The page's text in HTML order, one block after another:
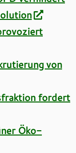
von
fordert
Öko-